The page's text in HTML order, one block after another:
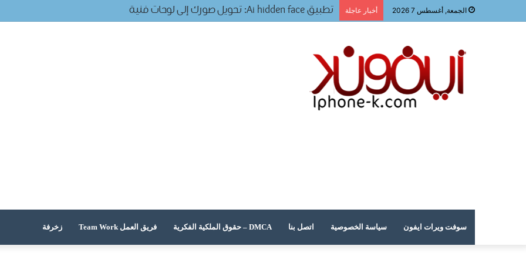
الجمعة, أغسطس 7 2026 أخبار عاجلة تحميل لعبه فيفا ٢٠٢٤ للجوال
سوفت ويرات ايفون سياسة الخصوصية اتصل بنا DMCA – حقوق الملكية الفكرية فريق العمل Team Work زخرفة